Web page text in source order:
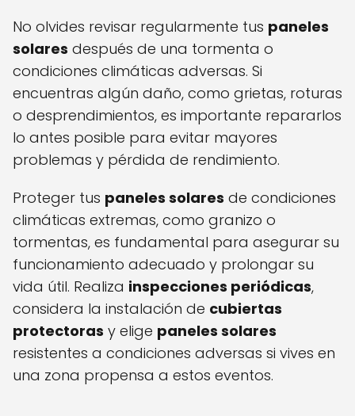
No olvides revisar regularmente tus paneles
solares después de una tormenta o
condiciones climáticas adversas. Si
encuentras algún daño, como grietas, roturas
o desprendimientos, es importante repararlos
lo antes posible para evitar mayores
problemas y pérdida de rendimiento.
Proteger tus paneles solares de condiciones
climáticas extremas, como granizo o
tormentas, es fundamental para asegurar su
funcionamiento adecuado y prolongar su
vida útil. Realiza inspecciones periódicas,
considera la instalación de cubiertas
protectoras y elige paneles solares
resistentes a condiciones adversas si vives en
una zona propensa a estos eventos.